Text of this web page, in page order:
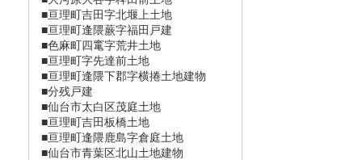
■亘理町吉田字北堰上土地
■亘理町逢隈蕨字福田戸建
■色麻町四竃字荒井土地
■亘理町字先達前土地
■亘理町逢隈下郡字横捲土地建物
■分残戸建
■仙台市太白区茂庭土地
■亘理町吉田板橋土地
■亘理町逢隈鹿島字倉庭土地
■仙台市青葉区北山土地建物